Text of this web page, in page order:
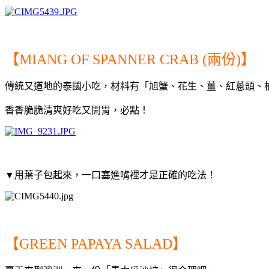
【MIANG OF SPANNER CRAB (兩份)】
傳統又道地的泰國小吃， 材料有「旭蟹、花生、薑、紅蔥頭、
香香脆脆清爽好吃又開胃，必點！
▼用葉子包起來，一口塞進嘴裡才是正確的吃法！
【GREEN PAPAYA SALAD】